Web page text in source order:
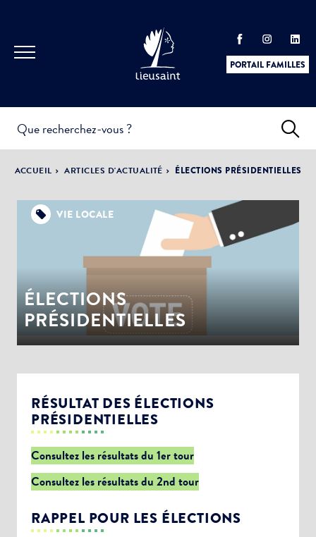
PORTAIL FAMILLES
PRATIQUES &
DÉMARCHES
ACTUALITÉS &
ÉVÈNEMENTS
LA VILLE
DÉMOCRATIE
PARTICIPATIVE
ACCUEIL ARTICLES D'ACTUALITÉ ÉLECTIONS PRÉSIDENTIELLES
VIE LOCALE
ÉLECTIONS
PRÉSIDENTIELLES
RÉSULTAT DES ÉLECTIONS
PRÉSIDENTIELLES
Consultez les résultats du 1er tour
Consultez les résultats du 2nd tour
RAPPEL POUR LES ÉLECTIONS